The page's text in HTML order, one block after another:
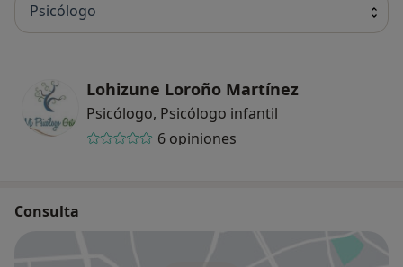
Psicólogo
Lohizune Loroño Martínez
Psicólogo, Psicólogo infantil
6 opiniones
Consulta